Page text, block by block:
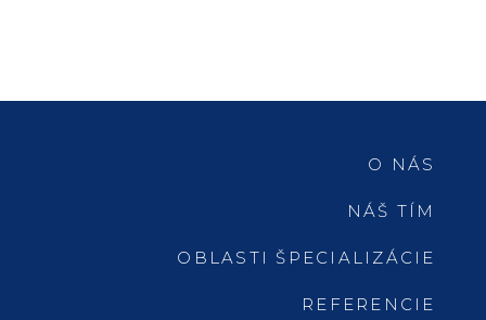
O NÁS
NÁŠ TÍM
OBLASTI ŠPECIALIZÁCIE
REFERENCIE